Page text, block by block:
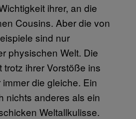
ihrer, an die
Cousins. Aber die von
sind nur
physischen Welt. Die
trotz ihrer Vorstöße ins
die gleiche. Ein
nichts anderes als ein
Weltallkulisse.